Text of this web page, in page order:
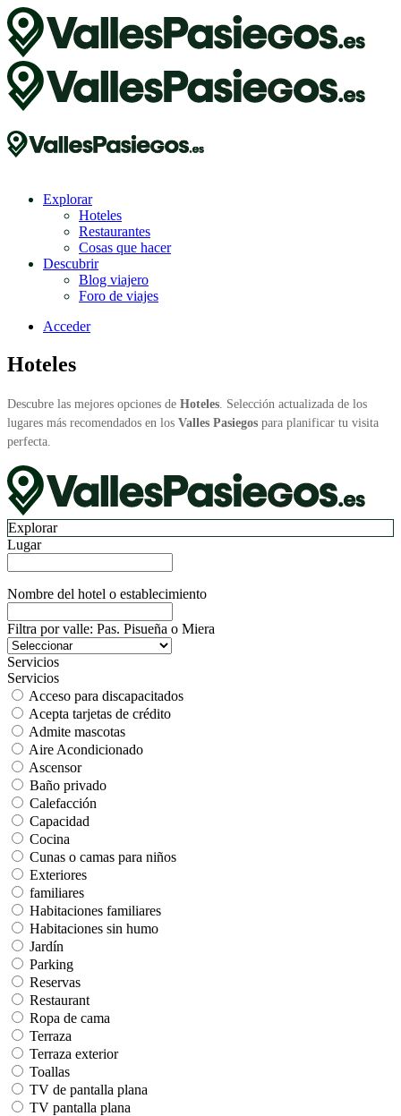
Explorar
Hoteles
Restaurantes
Cosas que hacer
Descubrir
Blog viajero
Foro de viajes
Acceder
Hoteles
Descubre las mejores opciones de Hoteles . Selección actualizada de los
lugares más recomendados en los Valles Pasiegos para planificar tu visita
perfecta.
Explorar
Lugar
Nombre del hotel o establecimiento
Filtra por valle: Pas. Pisueña o Miera
Servicios
Servicios
Acceso para discapacitados
Acepta tarjetas de crédito
Admite mascotas
Aire Acondicionado
Ascensor
Baño privado
Calefacción
Capacidad
Cocina
Cunas o camas para niños
Exteriores
familiares
Habitaciones familiares
Habitaciones sin humo
Jardín
Parking
Reservas
Restaurant
Ropa de cama
Terraza
Terraza exterior
Toallas
TV de pantalla plana
TV pantalla plana